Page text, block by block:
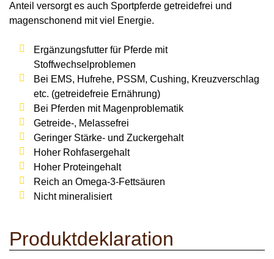
Anteil versorgt es auch Sportpferde getreidefrei und
magenschonend mit viel Energie.
Ergänzungsfutter für Pferde mit
Stoffwechselproblemen
Bei EMS, Hufrehe, PSSM, Cushing, Kreuzverschlag
etc. (getreidefreie Ernährung)
Bei Pferden mit Magenproblematik
Getreide-, Melassefrei
Geringer Stärke- und Zuckergehalt
Hoher Rohfasergehalt
Hoher Proteingehalt
Reich an Omega-3-Fettsäuren
Nicht mineralisiert
Produktdeklaration